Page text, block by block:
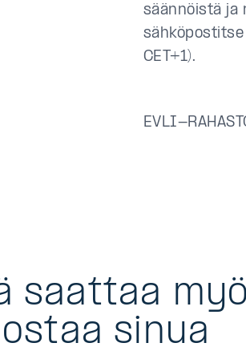
säännöistä ja
sähköpostitse
CET+1).
EVLI-
saattaa
sinua